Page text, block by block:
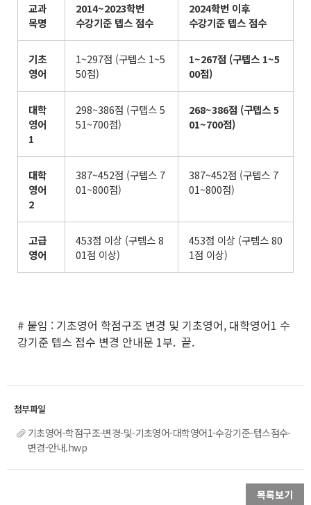
교과
목명
2014~2023학번
수강기준 텝스 점수
2024학번 이후
수강기준 텝스 점수
기초
영어
1~297점 (구텝스 1~5
50점)
1~267점 (구텝스 1~5
00점)
대학
영어
1
298~386점 (구텝스 5
51~700점)
268~386점 (구텝스5
01~700점)
대학
영어
2
387~452점 (구텝스 7
01~800점)
387~452점 (구텝스 7
01~800점)
고급
영어
453점 이상 (구텝스 8
01점 이상)
453점 이상 (구텝스 80
1점 이상)
# 붙임 : 기초영어 학점구조 변경 및 기초영어, 대학영어1 수
강기준 텝스 점수 변경 안내문 1부. 끝.
기초영어-학점구조-변경-및-기초영어-대학영어1-수강기준-텝스점수-
변경-안내.hwp
목록보기